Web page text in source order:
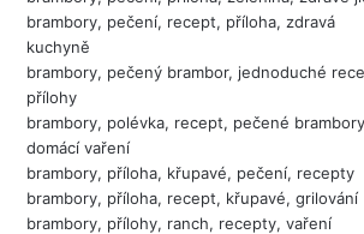
brambory, pečení, recept, příloha, zdravá
kuchyně
brambory, pečený brambor, jednoduché
přílohy
brambory, polévka, recept, pečené
domácí vaření
brambory, příloha, křupavé, pečení, recepty
brambory, příloha, recept, křupavé, grilování
brambory, přílohy, ranch, recepty, vaření